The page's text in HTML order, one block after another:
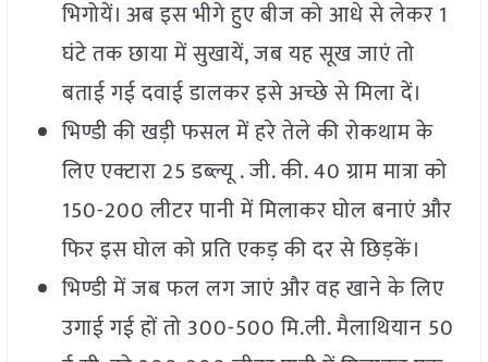
भिगोयें। अब इस भीगे हुए बीज को आधे से लेकर 1
घंटे तक छाया में सुखायें, जब यह सूख जाएं तो
बताई गई दवाई डालकर इसे अच्छे से मिला दें।
भिण्डी की खड़ी फसल में हरे तेले की रोकथाम के
लिए एक्टारा 25 डब्ल्यू . जी. की. 40 ग्राम मात्रा को
150-200 लीटर पानी में मिलाकर घोल बनाएं और
फिर इस घोल को प्रति एकड़ की दर से छिड़कें।
भिण्डी में जब फल लग जाएं और वह खाने के लिए
उगाई गई हों तो 300-500 मि.ली. मैलाथियान 50